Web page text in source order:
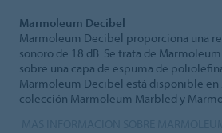
Marmoleum Decibel
Marmoleum Decibel proporciona una
sonoro de 18 dB. Se trata de
sobre una capa de espuma de
Marmoleum Decibel está disponible en
colección Marmoleum Marbled y